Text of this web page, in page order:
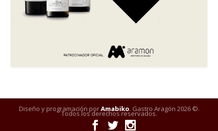
Diseño y programación porAmabiko. Gastro Aragón 2026 ©.
Todos los derechos reservados.